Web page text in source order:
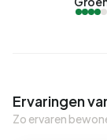
Ervaringen
Zo ervaren